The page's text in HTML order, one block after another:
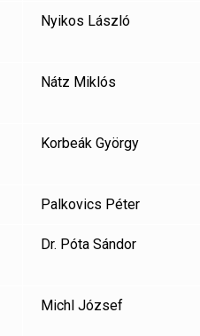
Nyikos László
Nátz Miklós
Korbeák György
Palkovics Péter
Dr. Póta Sándor
Michl József